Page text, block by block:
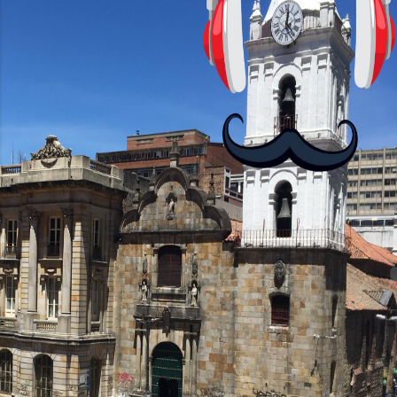
Equipados con el chipset MediaTek
Helio G85, el Moto G24 ofrece 4GB de
RAM, mientras que el Moto G24 Power
brinda opciones de 4GB o 6GB de RAM,
mejorando su capacidad...